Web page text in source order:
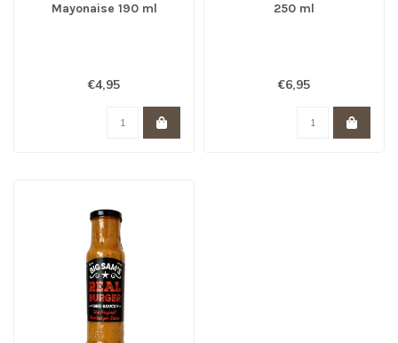
Mayonaise 190 ml
€4,95
250 ml
€6,95